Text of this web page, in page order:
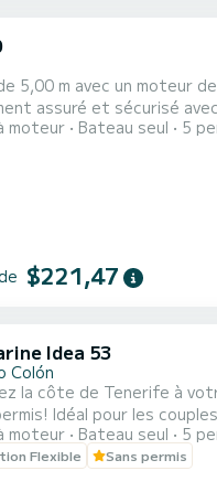
5,00 m avec un moteur
assuré et sécurisé
enfants, les couples
moteur Bateau seul 5
$221,47
Idea 53
Colón
la côte de Tenerife à
Idéal pour les
et liberté. Équipé d'un
avez besoin pour une
moteur Bateau seul 5
Flexible Sans permis